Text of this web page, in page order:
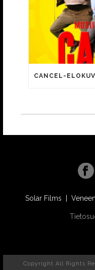
Solar Films |
Copyright All Rights